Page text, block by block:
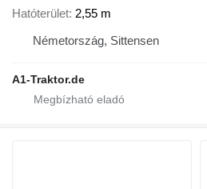
Hatóterület 2,55 m
Németország, Sittensen
A1-Traktor.de